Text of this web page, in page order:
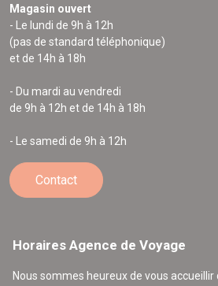
Magasin ouvert
- Le lundi de 9h à 12h
(pas de standard téléphonique)
et de 14h à 18h
- Du mardi au vendredi
de 9h à 12h et de 14h à 18h
- Le samedi de 9h à 12h
Contact
Horaires Agence de Voyage
Nous sommes heureux de vous